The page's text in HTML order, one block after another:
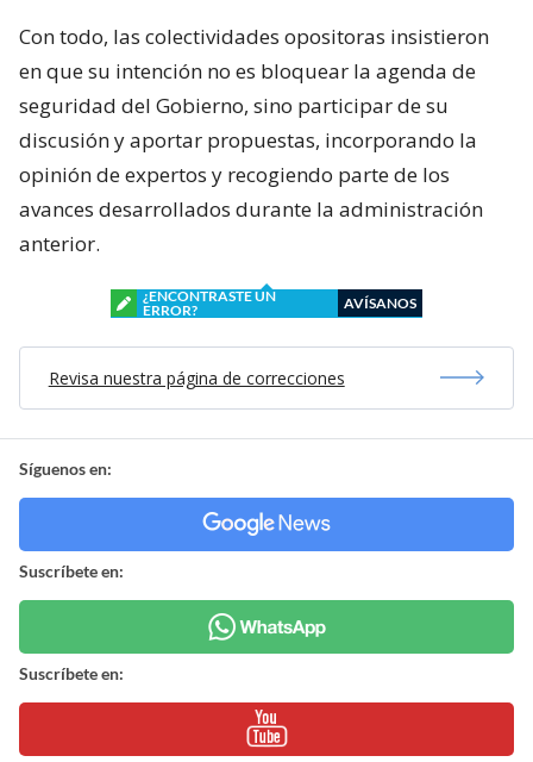
Con todo, las colectividades opositoras insistieron
en que su intención no es bloquear la agenda de
seguridad del Gobierno, sino participar de su
discusión y aportar propuestas, incorporando la
opinión de expertos y recogiendo parte de los
avances desarrollados durante la administración
anterior.
¿ENCONTRASTE UN
ERROR?
AVÍSANOS
Revisa nuestra página de correcciones
Síguenos en:
Suscríbete en:
Suscríbete en: